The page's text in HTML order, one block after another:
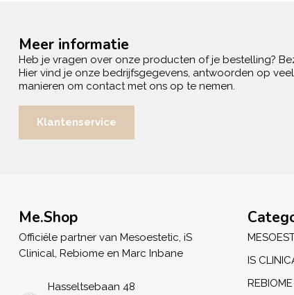
Meer informatie
Heb je vragen over onze producten of je bestelling?
Hier vind je onze bedrijfsgegevens, antwoorden op
manieren om contact met ons op te nemen.
Klantenservice
Me.Shop
Officiële partner van Mesoestetic, iS
Clinical, Rebiome en Marc Inbane
Hasseltsebaan 48
IS
REBIOME